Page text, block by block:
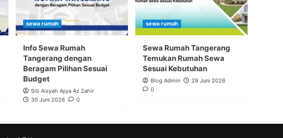
sewa rumah
Info Sewa Rumah
Tangerang dengan
Beragam Pilihan Sesuai
Budget
Siti Aisyah Ayya Az Zahir
30 Juni 2026
0
sewa rumah
Sewa Rumah Tangerang
Temukan Rumah Sewa
Sesuai Kebutuhan
Blog Admin
29 Juni 2026
0